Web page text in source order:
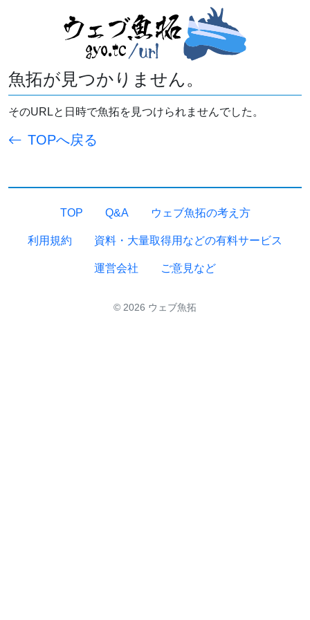
魚拓が見つかりません。
そのURLと日時で魚拓を見つけられませんでした。
TOPへ戻る
TOP Q&A ウェブ魚拓の考え方
利用規約 資料・大量取得用などの有料サービス
運営会社 ご意見など
© 2026 ウェブ魚拓